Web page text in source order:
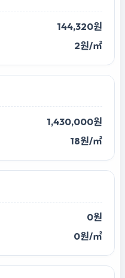
144,320원
2원/㎡
1,430,000원
18원/㎡
0원
0원/㎡